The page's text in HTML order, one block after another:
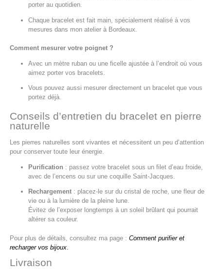
porter au quotidien.
Chaque bracelet est fait main, spécialement réalisé à vos
mesures dans mon atelier à Bordeaux.
Comment mesurer votre poignet ?
Avec un mètre ruban ou une ficelle ajustée à l’endroit où vous
aimez porter vos bracelets.
Vous pouvez aussi mesurer directement un bracelet que vous
portez déjà.
Conseils d’entretien du bracelet en pierre
naturelle
Les pierres naturelles sont vivantes et nécessitent un peu d’attention
pour conserver toute leur énergie.
Purification : passez votre bracelet sous un filet d’eau froide,
avec de l’encens ou sur une coquille Saint-Jacques.
Rechargement : placez-le sur du cristal de roche, une fleur de
vie ou à la lumière de la pleine lune.
Évitez de l’exposer longtemps à un soleil brûlant qui pourrait
altérer sa couleur.
Pour plus de détails, consultez ma page : Comment purifier et
recharger vos bijoux
Livraison